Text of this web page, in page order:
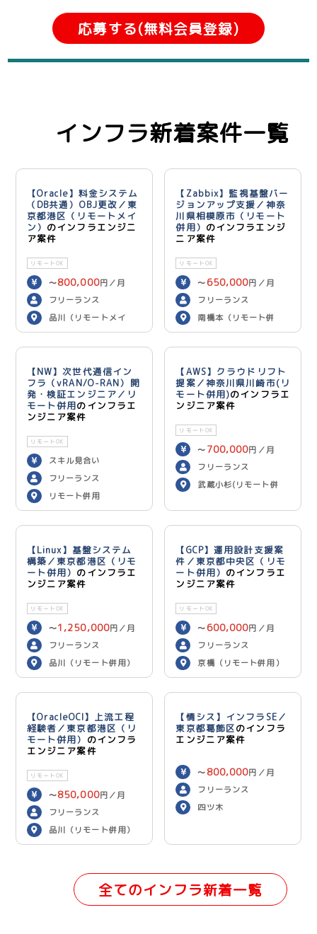
応募する(無料会員登録)
インフラ新着案件一覧
【Oracle】料金システム
（DB共通）OBJ更改／東
京都港区（リモートメイ
ン） のインフラエンジニ
ア案件
リモートOK
〜800,000円／月
フリーランス
品川（リモートメイ
ン）
【Zabbix】監視基盤バー
ジョンアップ支援／神奈
川県相模原市（リモート
併用） のインフラエンジ
ニア案件
リモートOK
〜 650,000円／月
フリーランス
南橋本（リモート併
用）
【NW】次世代通信イン
フラ（vRAN/O-RAN）開
発・検証エンジニア／リ
モート併用のインフラエ
ンジニア案件
リモートOK
スキル見合い
フリーランス
リモート併用
【AWS】クラウドリフト
提案／神奈川県川崎市(リ
モート併用)のインフラエ
ンジニア案件
リモートOK
〜 700,000円／月
フリーランス
武蔵小杉(リモート併
【Linux】基盤システム
構築／東京都港区（リモ
ート併用） のインフラエ
ンジニア案件
リモートOK
〜1,250,000円／月
フリーランス
品川（リモート併用）
【GCP】運用設計支援案
件／東京都中央区（リモ
ート併用） のインフラエ
ンジニア案件
リモートOK
〜 600,000円／月
フリーランス
京橋（リモート併用）
【OracleOCI】上流工程
経験者／東京都港区（リ
モート併用） のインフラ
エンジニア案件
リモートOK
〜850,000円／月
フリーランス
品川（リモート併用）
【情シス】インフラSE／
東京都葛飾区のインフラ
エンジニア案件
〜 800,000円／月
フリーランス
四ツ木
全てのインフラ新着一覧